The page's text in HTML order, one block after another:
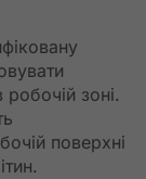
робочій зоні.
поверхні